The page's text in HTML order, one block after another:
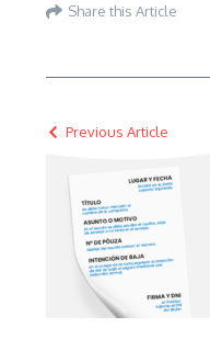
Share this Article
Previous Article